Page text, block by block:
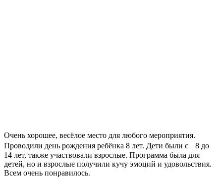
Очень хорошее, весёлое место для любого мероприятия.
Проводили день рождения ребёнка 8 лет. Дети были с 8 до
14 лет, также участвовали взрослые. Программа была для
детей, но и взрослые получили кучу эмоций и удовольствия.
Всем очень понравилось.